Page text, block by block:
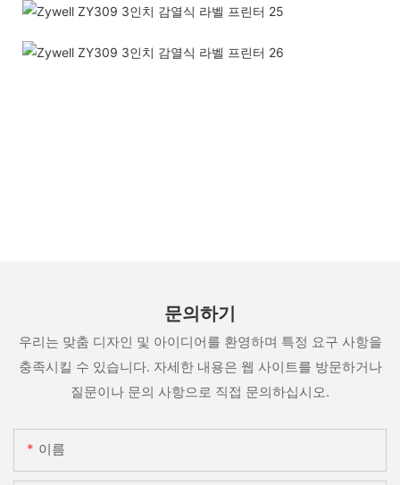
문의하기
우리는 맞춤 디자인 및 아이디어를 환영하며 특정 요구 사항을
충족시킬 수 있습니다. 자세한 내용은 웹 사이트를 방문하거나
질문이나 문의 사항으로 직접 문의하십시오.
이름